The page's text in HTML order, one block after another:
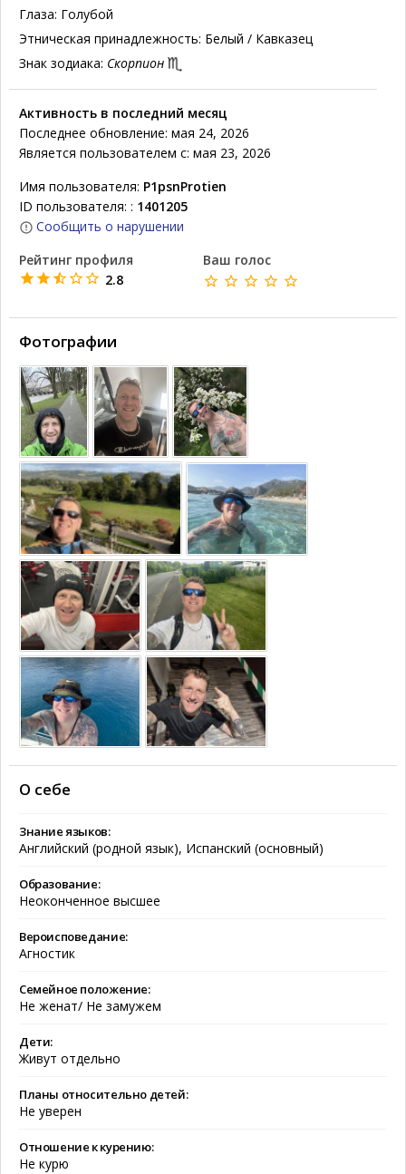
Глаза: Голубой
Этническая принадлежность: Белый / Кавказец
Знак зодиака: Скорпион
Активность в последний месяц
Последнее обновление: мая 24, 2026
Является пользователем с: мая 23, 2026
Имя пользователя: P1psnProtien
ID пользователя: : 1401205
Сообщить о нарушении
Рейтинг профиля
2.8
Ваш голос
Фотографии
О себе
Знание языков:
Английский (родной язык), Испанский (основный)
Образование:
Неоконченное высшее
Вероисповедание:
Агностик
Семейное положение:
Не женат/ Не замужем
Дети:
Живут отдельно
Планы относительно детей:
Не уверен
Отношение к курению:
Не курю